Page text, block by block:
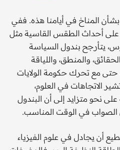
المناخ في أيامنا هذه. ففي
على أحداث الطقس القاسية مثل
يتأرجح بندول السياسة
والمنطق، واللياقة
حتى مع تحرك حكومة الولايات
الاتجاهات في العلوم،
نحو متزايد إلى أن البندول
الصواب في الوقت المناسب.
أن يجادل في علوم الفيزياء